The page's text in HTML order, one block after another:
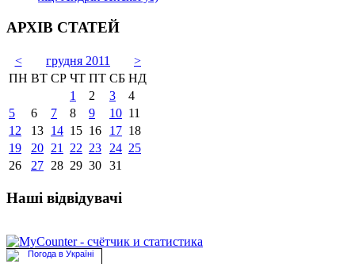
АРХІВ СТАТЕЙ
< грудня 2011
>
ПН ВТ СР ЧТ ПТ СБ НД
1
2 3
4
5
6 7 8 9 10 11
12
13 14 15 16 17 18
19
20 21 22 23 24 25
26
27 28 29 30 31
Наші відвідувачі